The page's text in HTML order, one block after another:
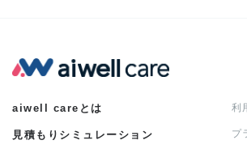
aiwell careとは
見積もりシミュレーション
利
プ